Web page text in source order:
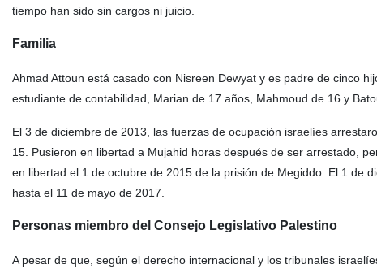
tiempo han sido sin cargos ni juicio.
Familia
Ahmad Attoun está casado con Nisreen Dewyat y es padre de cinco
estudiante de contabilidad, Marian de 17 años, Mahmoud de 16 y
El 3 de diciembre de 2013, las fuerzas de ocupación israelíes
15. Pusieron en libertad a Mujahid horas después de ser arrestado,
en libertad el 1 de octubre de 2015 de la prisión de Megiddo. El 1 de
hasta el 11 de mayo de 2017.
Personas miembro del Consejo Legislativo Palestino
A pesar de que, según el derecho internacional y los tribunales